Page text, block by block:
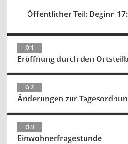
Öffentlicher Teil: Beginn
Ö 1
Eröffnung durch den
Ö 2
Änderungen zur
Ö 3
Einwohnerfragestunde